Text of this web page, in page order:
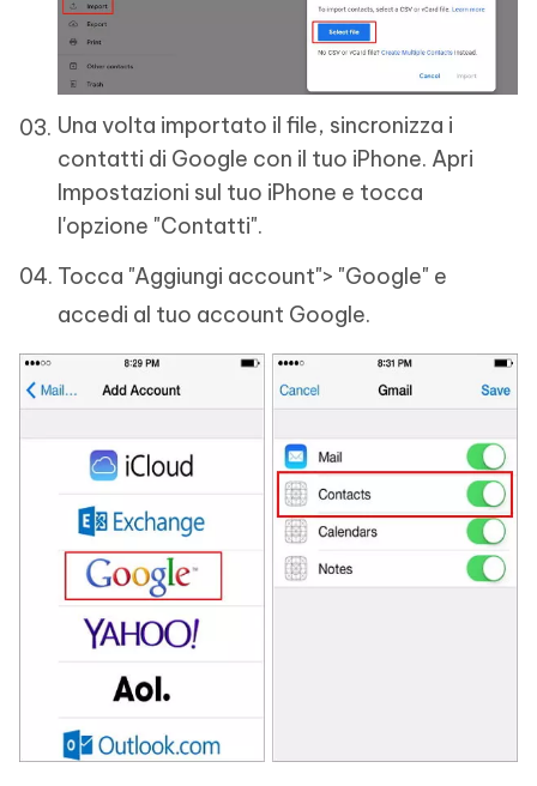
Una volta importato il file, sincronizza i
contatti di Google con il tuo iPhone. Apri
Impostazioni sul tuo iPhone e tocca
l'opzione "Contatti".
Tocca "Aggiungi account"> "Google" e
accedi al tuo account Google.